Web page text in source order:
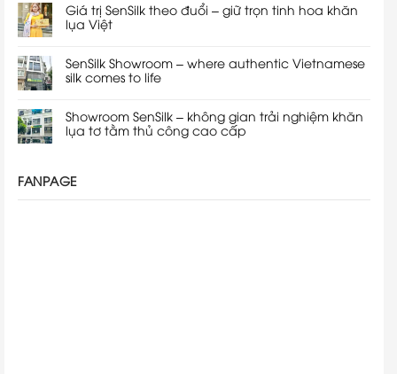
Giá trị SenSilk theo đuổi – giữ trọn tinh hoa khăn
lụa Việt
SenSilk Showroom – where authentic Vietnamese
silk comes to life
Showroom SenSilk – không gian trải nghiệm khăn
lụa tơ tằm thủ công cao cấp
FANPAGE